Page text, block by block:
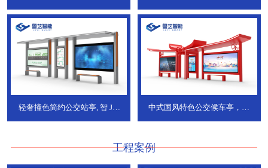
轻奢撞色简约公交站亭, 智 JT-
中式国风特色公交候车亭，承
工程案例